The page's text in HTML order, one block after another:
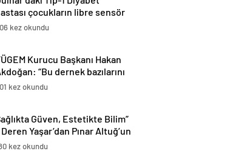
çocukların libre sensör
ölçüm cihazı 1 yıl boyumca
kez okundu
Kurucu Başkanı Hakan
“Bu dernek bazılarını
rahatsız etse de
kez okundu
Güven, Estetikte Bilim”
Deren Yaşar’dan Pınar Altuğ’un
Çarpıcı
kez okundu